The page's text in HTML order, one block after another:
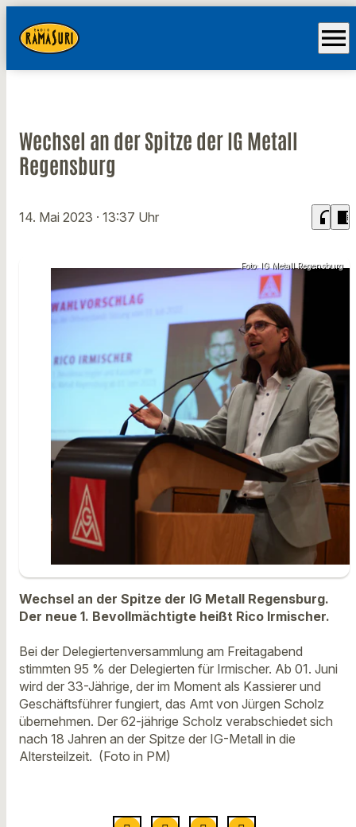
menu
Wechsel an der Spitze der IG Metall
Regensburg
14. Mai 2023 · 13:37 Uhr headphones chrome_reader_mode
Foto: IG Metall Regensburg
Wechsel an der Spitze der IG Metall Regensburg.
Der neue 1. Bevollmächtigte heißt Rico Irmischer.
Bei der Delegiertenversammlung am Freitagabend
stimmten 95 % der Delegierten für Irmischer. Ab 01. Juni
wird der 33-Jährige, der im Moment als Kassierer und
Geschäftsführer fungiert, das Amt von Jürgen Scholz
übernehmen. Der 62-jährige Scholz verabschiedet sich
nach 18 Jahren an der Spitze der IG-Metall in die
Altersteilzeit. (Foto in PM)